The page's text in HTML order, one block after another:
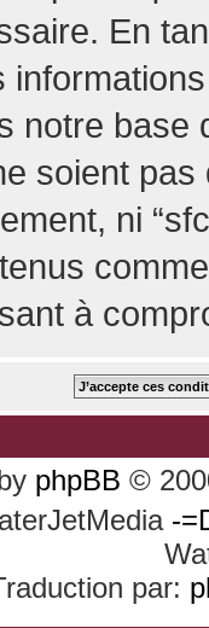
En
notre base
soient
ni
à
phpBB ©
-
par: